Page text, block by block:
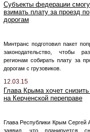
Субъекты федерации
взимать плату за проезд по
дорогам
Минтранс подготовил пакет
законодательство, чтобы
регионам собирать плату за
дорогам с грузовиков.
12.03.15
Глава Крыма хочет
на Керченской переправе
Глава Республики Крым Сергей
заявил, что планируется